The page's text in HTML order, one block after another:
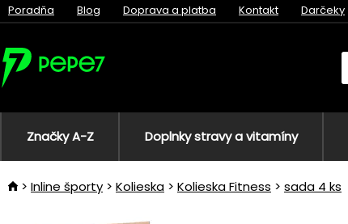
Poradňa Blog Doprava a platba Kontakt Darčeky
Značky A-Z Doplnky stravy a vitamíny
Inline športy Kolieska Kolieska Fitness sada 4 ks